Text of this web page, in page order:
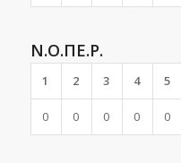
Ν.Ο.ΠΕ.Ρ.
1 2 3 4 5
0 0 0 0 0